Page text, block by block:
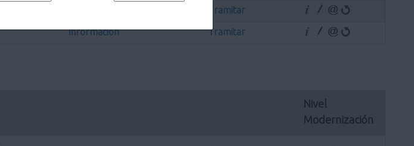
Tramitar
Información Tramitar
Nivel
Modernización